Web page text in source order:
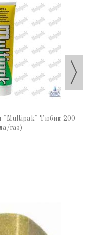
"Multipak" Тюбик 200
газ)